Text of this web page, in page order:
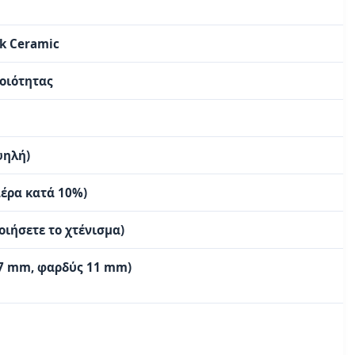
Ceramic
κατά 10%)
το χτένισμα)
mm, φαρδύς 11 mm)